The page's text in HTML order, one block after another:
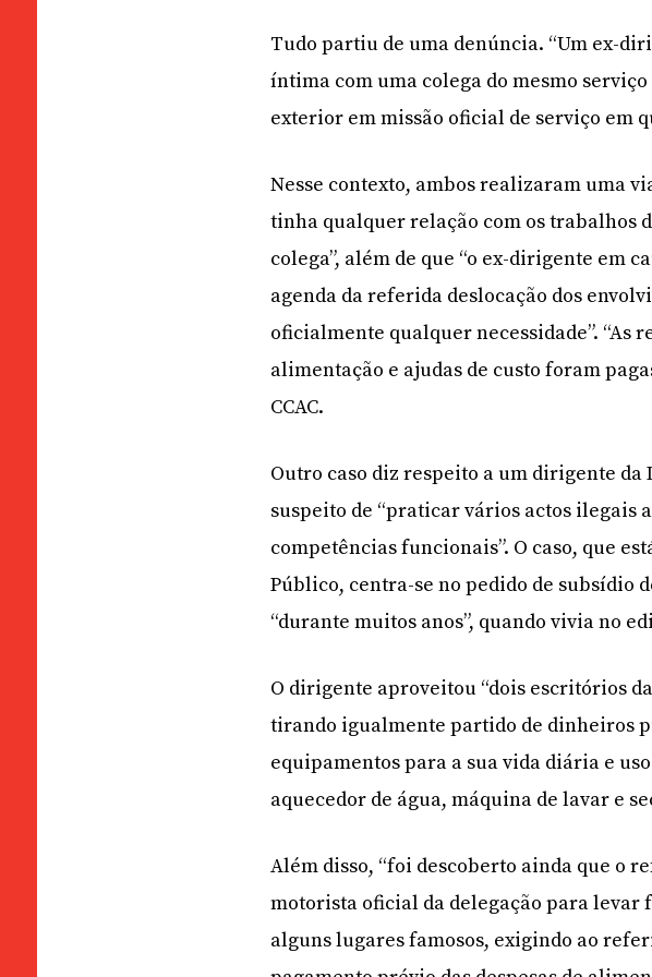
Tudo partiu de uma denúncia. “Um ex-
íntima com uma colega do mesmo
exterior em missão oficial de serviço em
Nesse contexto, ambos realizaram uma
tinha qualquer relação com os trabalhos
colega”, além de que “o ex-dirigente em
agenda da referida deslocação dos
oficialmente qualquer necessidade”. “As
alimentação e ajudas de custo foram
CCAC.
Outro caso diz respeito a um dirigente da
suspeito de “praticar vários actos ilegais
competências funcionais”. O caso, que
Público, centra-se no pedido de subsídio
“durante muitos anos”, quando vivia no
O dirigente aproveitou “dois escritórios
tirando igualmente partido de dinheiros
equipamentos para a sua vida diária e
aquecedor de água, máquina de lavar e
Além disso, “foi descoberto ainda que o
motorista oficial da delegação para
alguns lugares famosos, exigindo ao